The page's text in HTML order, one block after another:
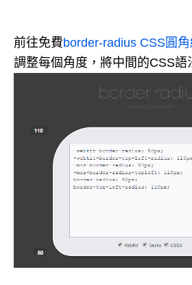
前往免費border-radius CSS圓
調整每個角度，將中間的CSS語